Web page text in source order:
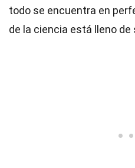
todo se encuentra en
de la ciencia está lleno de